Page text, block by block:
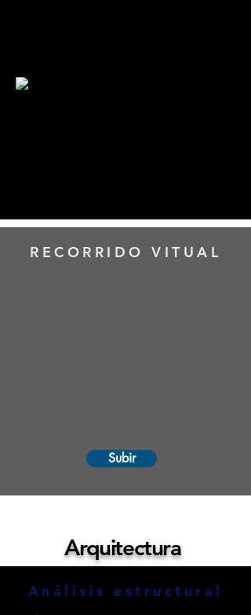
RECORRIDO VITUAL
Subir
Arquitectura
Análisis estructural